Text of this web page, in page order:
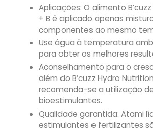
Aplicações: O alimento
+ B é aplicado apenas
componentes ao mesmo
Use água à temperatura
para obter os melhores
Aconselhamento para o
além do B’cuzz Hydro
recomenda-se a utilização
bioestimulantes.
Qualidade garantida: Atami
estimulantes e fertilizantes